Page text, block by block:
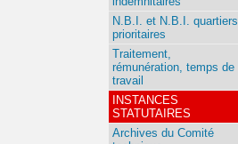
N.B.I. et N.B.I. quartiers
prioritaires
Traitement,
rémunération, temps de
travail
INSTANCES
STATUTAIRES
Archives du Comité